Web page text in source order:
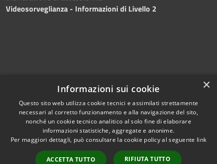
Videosorveglianza - Informazioni di Livello 2
Accessibilità
Privacy
Copyright © 2024 •
Comune di Mazara del
Vallo• Powered
byMunicipium• Redazione
×
Informazioni sui cookie
Questo sito web utilizza cookie tecnici e assimilati strettamente
necessari al corretto funzionamento e alla navigazione del sito,
nonché un cookie tecnico analitico al solo fine di elaborare
informazioni statistiche, aggregate e anonime.
Per maggiori dettagli, può consultare la cookie policy al seguente link
ACCETTA TUTTO RIFIUTA TUTTO